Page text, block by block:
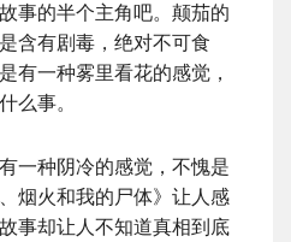
事的半个主角吧。颠茄的
含有剧毒，绝对不可食
有一种雾里看花的感觉，
么事。
一种阴冷的感觉，不愧是
烟火和我的尸体》让人感
事却让人不知道真相到底